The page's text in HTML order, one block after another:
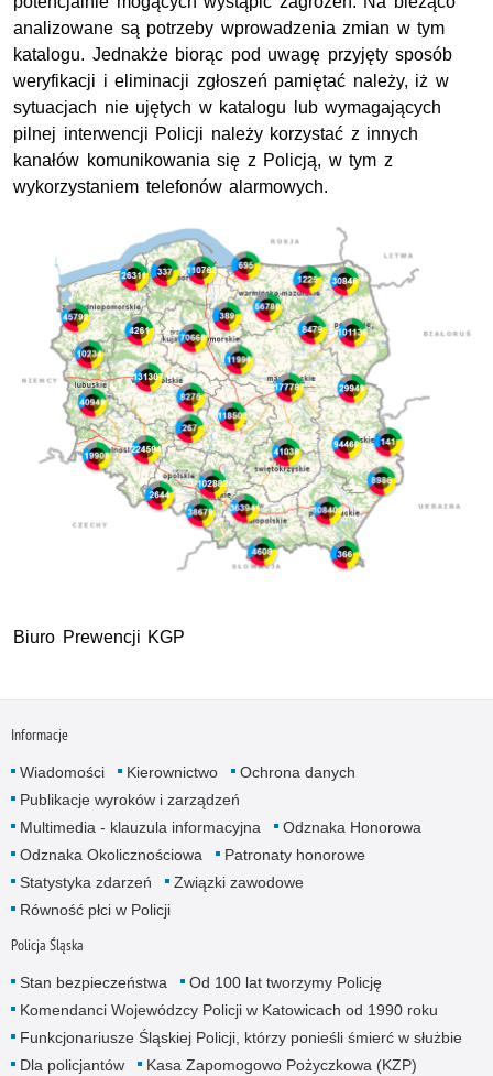
analizowane są potrzeby wprowadzenia zmian w tym
katalogu. Jednakże biorąc pod uwagę przyjęty sposób
weryfikacji i eliminacji zgłoszeń pamiętać należy, iż w
sytuacjach nie ujętych w katalogu lub wymagających
pilnej interwencji Policji należy korzystać z innych
kanałów komunikowania się z Policją, w tym z
wykorzystaniem telefonów alarmowych.
Biuro Prewencji KGP
Informacje
Wiadomości Kierownictwo
Ochrona danych
Publikacje wyroków i zarządzeń
Multimedia - klauzula informacyjna
Odznaka Honorowa
Odznaka Okolicznościowa
Patronaty honorowe
Statystyka zdarzeń
Związki zawodowe
Równość płci w Policji
Policja Śląska
Stan bezpieczeństwa
Od 100 lat tworzymy Policję
Komendanci Wojewódzcy Policji w Katowicach od 1990 roku
Funkcjonariusze Śląskiej Policji, którzy ponieśli śmierć w służbie
Dla policjantów
Kasa Zapomogowo Pożyczkowa (KZP)